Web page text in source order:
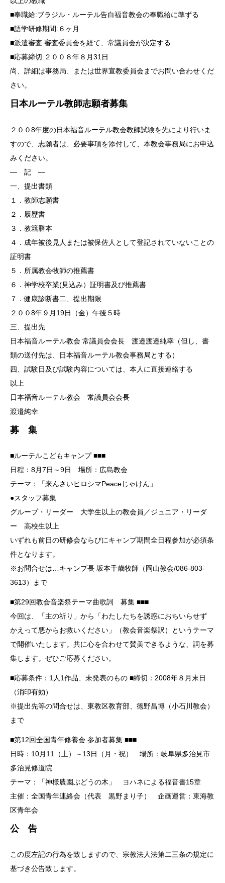
■奉職給:ブラジル・ルーテル告白福音教会の奉職給に準ずる
■語学研修期間:６ヶ月
■派遣審査:審査委員会を経て、常議員会が決定する
■応募締切:２００８年８月31日
尚、詳細は事務局、または世界宣教委員会までお問い合わせくだ
さい。
日本ルーテル教師志願者募集
２００8年度の日本福音ルーテル教会教師試験を先により行いま
すので、志願者は、必要事項を添付して、本教会事務局にお申込
みください。
― 記 ―
一、提出書類
１．教師志願書
２．履歴書
３．教籍謄本
４．成年被後見人または被保佐人として登記されていないことの
証明書
５．所属教会牧師の推薦書
６．神学校卒業(見込み）証明書及び推薦書
７．健康診断書二、提出期限
２００8年９月19日（金）午後５時
三、提出先
日本福音ルーテル教会 常議員会会長 渡邉渡邉純幸（但し、書
類の送付先は、日本福音ルーテル教会事務局とする）
四、試験日及び試験内容については、本人に直接連絡する
以上
日本福音ルーテル教会 常議員会会長
渡邉純幸
募 集
■ルーテルこどもキャンプ ■■■
日程：8月7日～9日 場所：広島教会
テーマ：「来んさいヒロシマPeaceじゃけん」
●スタッフ募集
グループ・リーダー 大学生以上の教会員／ジュニア・リーダ
ー 高校生以上
いずれも前日の研修会ならびにキャンプ期間全日程参加が必須条
件となります。
※お問合せは…キャンプ長 坂本千歳牧師（岡山教会/086-803-
3613）まで
■第29回教会音楽祭テーマ曲歌詞 募集 ■■■
今回は、「主の祈り」から「わたしたちを誘惑におちいらせず
かえって悪からお救いください」（教会音楽祭訳）というテーマ
で開催いたします。共に心を合わせて賛美できるような、詞を募
集します。ぜひご応募ください。
■応募条件：1人1作品、未発表のもの ■締切：2008年８月末日
（消印有効）
※提出先等の問合せは、東教区教育部、徳野昌博（小石川教会）
まで
■第12回全国青年修養会 参加者募集 ■■■
日時：10月11（土）～13日（月・祝） 場所：岐阜県多治見市
多治見修道院
テーマ：「神様農園ぶどうの木」 ヨハネによる福音書15章
主催：全国青年連絡会（代表 黒野まり子） 企画運営：東海教
区青年会
公 告
この度左記の行為を致しますので、宗教法人法第二三条の規定に
基づき公告致します。